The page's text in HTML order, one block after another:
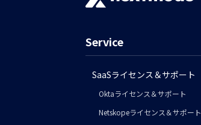
Service
SaaSライセンス＆サポート
Oktaライセンス＆サポート
Netskopeライセンス＆サポート